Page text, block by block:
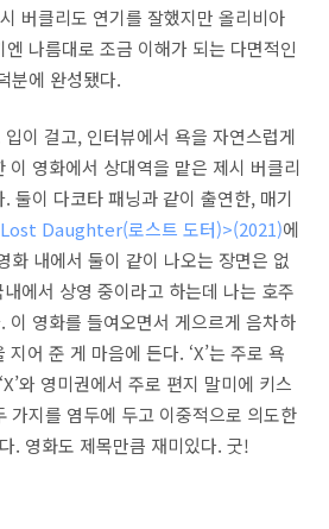
버클리도 연기를 잘했지만 올리비아
나름대로 조금 이해가 되는 다면적인
분에 완성됐다.
이 걸고, 인터뷰에서 욕을 자연스럽게
이 영화에서 상대역을 맡은 제시 버클리
둘이 다코타 패닝과 같이 출연한, 매기
Daughter(로스트 도터)>(2021)에
화 내에서 둘이 같이 나오는 장면은 없
에서 상영 중이라고 하는데 나는 호주
이 영화를 들여오면서 게으르게 음차하
어 준 게 마음에 든다. ‘X’는 주로 욕
와 영미권에서 주로 편지 말미에 키스
가지를 염두에 두고 이중적으로 의도한
. 영화도 제목만큼 재미있다. 굿!